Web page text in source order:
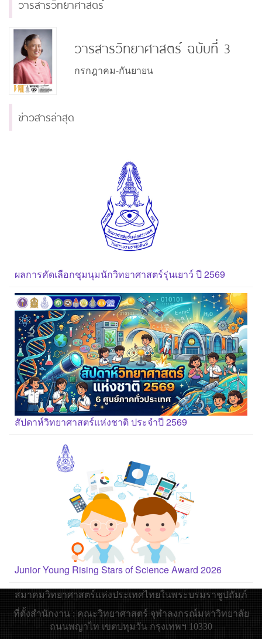
วารสารวิทยาศาสตร์
วารสารวิทยาศาสตร์ ฉบับที่ 3
กรกฎาคม-กันยายน
ข่าวสารล่าสุด
ผลการคัดเลือกชุมนุมนักวิทยาศาสตร์รุ่นเยาว์ ปี 2569
สัปดาห์วิทยาศาสตร์แห่งชาติ ประจำปี 2569
Junior Young Rising Stars of Science Award 2026
สมาคมวิทยาศาสตร์แห่งประเทศไทยในพระบรมราชูปถัมภ์
ที่ตั้งสำนักงาน : คณะวิทยาศาสตร์ จุฬาลงกรณ์มหาวิทยาลัย
ถนนพญาไท เขตปทุมวัน กรุงเทพฯ 10330